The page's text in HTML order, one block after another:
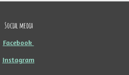
Social media
Facebook
Instagram